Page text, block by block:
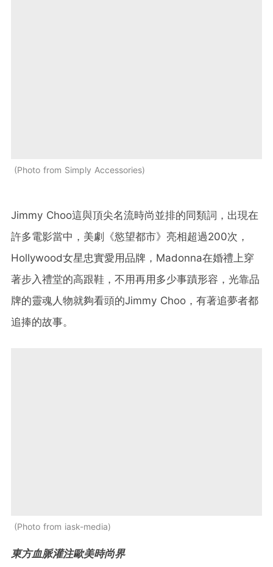
Photo from Simply Accessories
Jimmy Choo這與頂尖名流時尚並排的同類詞，出現在
許多電影當中，美劇《慾望都市》亮相超過200次，
Hollywood女星忠實愛用品牌，Madonna在婚禮上穿
著步入禮堂的高跟鞋，不用再用多少事蹟形容，光靠品
牌的靈魂人物就夠看頭的Jimmy Choo，有著追夢者都
追捧的故事。
Photo from iask-media
東方血脈灌注歐美時尚界